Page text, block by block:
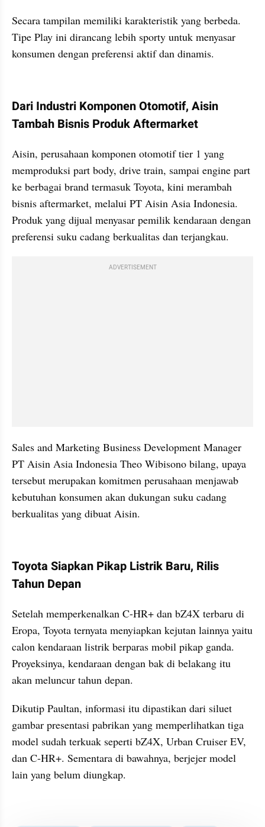
Secara tampilan memiliki karakteristik yang berbeda.
Tipe Play ini dirancang lebih sporty untuk menyasar
konsumen dengan preferensi aktif dan dinamis.
Dari Industri Komponen Otomotif, Aisin
Tambah Bisnis Produk Aftermarket
Aisin, perusahaan komponen otomotif tier 1 yang
memproduksi part body, drive train, sampai engine part
ke berbagai brand termasuk Toyota, kini merambah
bisnis aftermarket, melalui PT Aisin Asia Indonesia.
Produk yang dijual menyasar pemilik kendaraan dengan
preferensi suku cadang berkualitas dan terjangkau.
ADVERTISEMENT
Sales and Marketing Business Development Manager
PT Aisin Asia Indonesia Theo Wibisono bilang, upaya
tersebut merupakan komitmen perusahaan menjawab
kebutuhan konsumen akan dukungan suku cadang
berkualitas yang dibuat Aisin.
Toyota Siapkan Pikap Listrik Baru, Rilis
Tahun Depan
Setelah memperkenalkan C-HR+ dan bZ4X terbaru di
Eropa, Toyota ternyata menyiapkan kejutan lainnya yaitu
calon kendaraan listrik berparas mobil pikap ganda.
Proyeksinya, kendaraan dengan bak di belakang itu
akan meluncur tahun depan.
Dikutip Paultan, informasi itu dipastikan dari siluet
gambar presentasi pabrikan yang memperlihatkan tiga
model sudah terkuak seperti bZ4X, Urban Cruiser EV,
dan C-HR+. Sementara di bawahnya, berjejer model
lain yang belum diungkap.